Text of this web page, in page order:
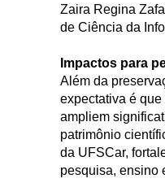
Zaira Regina
de Ciência da
Impactos para
Além da
expectativa é
ampliem
patrimônio
da UFSCar,
pesquisa, ensino